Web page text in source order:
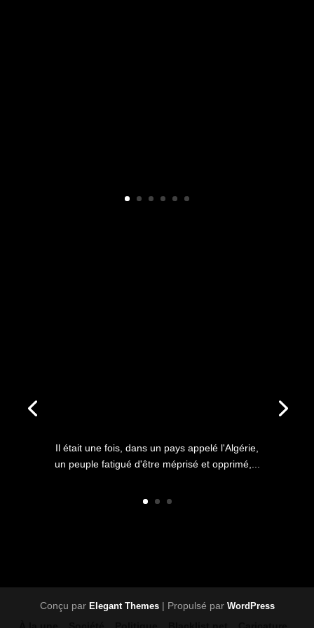
Il était une fois, dans un pays appelé l'Algérie,
un peuple fatigué d'être méprisé et opprimé,...
Conçu par Elegant Themes| Propulsé par WordPress